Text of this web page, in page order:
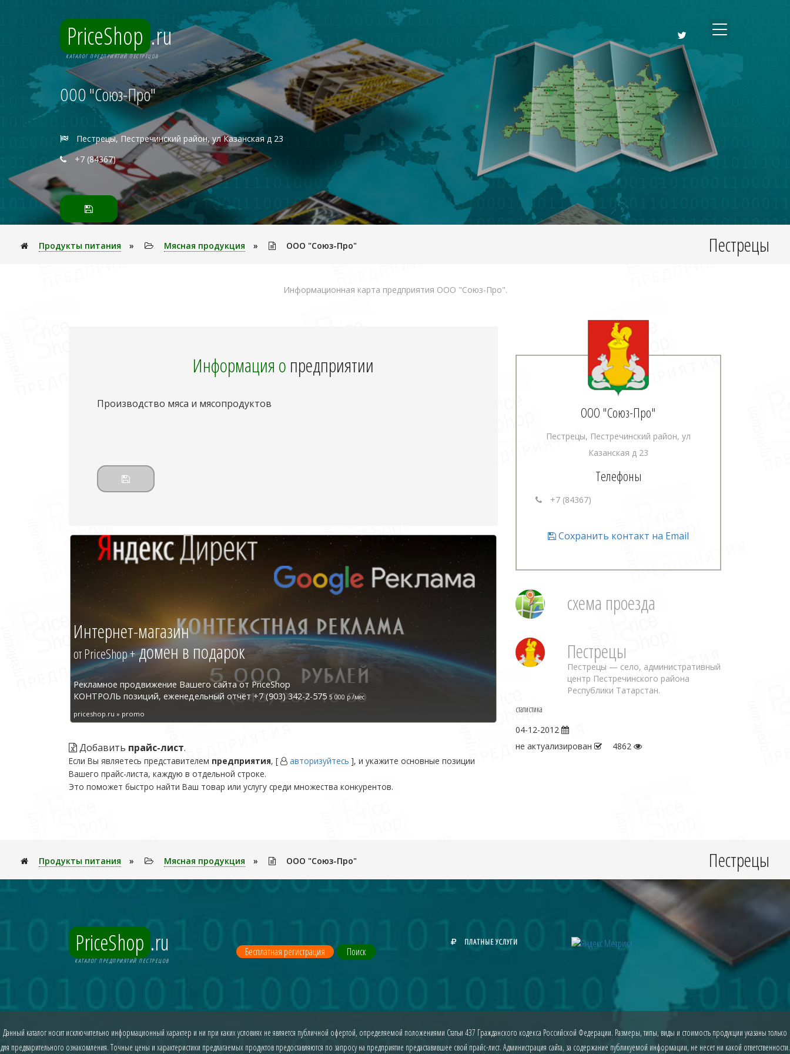
PriceShop .ru
КАТАЛОГ ПРЕДПРИЯТИЙ ПЕСТРЕЦОВ
ООО "Союз-Про"
Пестрецы, Пестречинский район, ул Казанская д 23
+7 (84367)
Продукты питания » Мясная продукция » ООО "Союз-Про" Пестрецы
Информационная карта предприятия ООО "Союз-Про".
Информация о предприятии
Производство мяса и мясопродуктов
Интернет-магазин
от PriceShop +домен в подарок
Рекламное продвижение Вашего сайта от PriceShop
КОНТРОЛЬ позиций, еженедельный отчёт +7 (903) 342-2-575 5 000 р./мес
priceshop.ru » promo
Добавить прайс-лист.
Если Вы являетесь представителем предприятия, [ авторизуйтесь ], и укажите основные позиции
Вашего прайс-листа, каждую в отдельной строке.
Это поможет быстро найти Ваш товар или услугу среди множества конкурентов.
ООО "Союз-Про"
Пестрецы, Пестречинский район, ул
Казанская д 23
Телефоны
+7 (84367)
Сохранить контакт на Email
схема проезда
Пестрецы
Пестрецы — село, административный
центр Пестречинского района
Республики Татарстан.
статистика
04-12-2012
не актуализирован
4862
Продукты питания » Мясная продукция » ООО "Союз-Про" Пестрецы
PriceShop .ru
КАТАЛОГ ПРЕДПРИЯТИЙ ПЕСТРЕЦОВ
Бесплатная регистрация Поиск
ПЛАТНЫЕ УСЛУГИ
Данный каталог носит исключительно информационный характер и ни при каких условиях не является публичной офертой, определяемой положениями Статьи 437 Гражданского кодекса Российской Федерации. Размеры, типы, виды и стоимость продукции указаны только
для предварительного ознакомления. Точные цены и характеристики предлагаемых продуктов предоставляются по запросу на предприятие предаставившее свой прайс-лист. Администрация сайта, за содержание публикуемой информации, не несет ни какой ответственности.